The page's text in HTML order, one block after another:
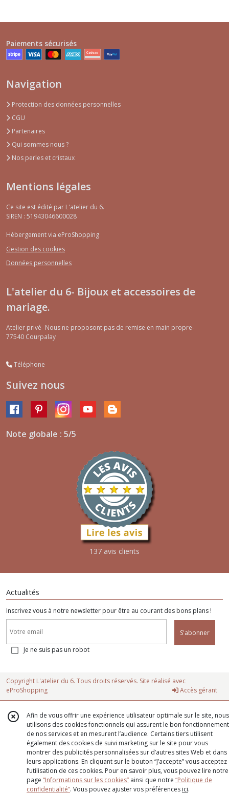
Paiements sécurisés
Navigation
Protection des données personnelles
CGU
Partenaires
Qui sommes nous ?
Nos perles et cristaux
Mentions légales
Ce site est édité par L'atelier du 6.
SIREN : 51943046600028
Hébergement via eProShopping
Gestion des cookies
Données personnelles
L'atelier du 6- Bijoux et accessoires de
mariage.
Atelier privé- Nous ne proposont pas de remise en main propre-
77540 Courpalay
Téléphone
Suivez nous
Note globale : 5/5
137 avis clients
Actualités
Inscrivez vous à notre newsletter pour être au courant des bons plans !
S'abonner
Je ne suis pas un robot
Copyright L'atelier du 6. Tous droits réservés. Site réalisé avec
eProShopping
Accès gérant
Afin de vous offrir une expérience utilisateur optimale sur le site, nous
utilisons des cookies fonctionnels qui assurent le bon fonctionnement
de nos services et en mesurent l’audience. Certains tiers utilisent
également des cookies de suivi marketing sur le site pour vous
montrer des publicités personnalisées sur d’autres sites Web et dans
leurs applications. En cliquant sur le bouton “J’accepte” vous acceptez
l’utilisation de ces cookies. Pour en savoir plus, vous pouvez lire notre
page “Informations sur les cookies” ainsi que notre “Politique de
confidentialité“. Vous pouvez ajuster vos préférences ici.